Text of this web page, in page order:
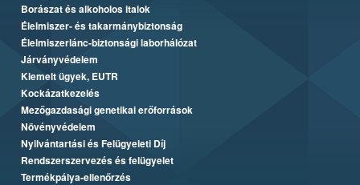
Borászat és alkoholos italok
Élelmiszer- és takarmánybiztonság
Élelmiszerlánc-biztonsági laborhálózat
Járványvédelem
Kiemelt ügyek, EUTR
Kockázatkezelés
Mezőgazdasági genetikai erőforrások
Növényvédelem
Nyilvántartási és Felügyeleti Díj
Rendszerszervezés és felügyelet
Termékpálya-ellenőrzés